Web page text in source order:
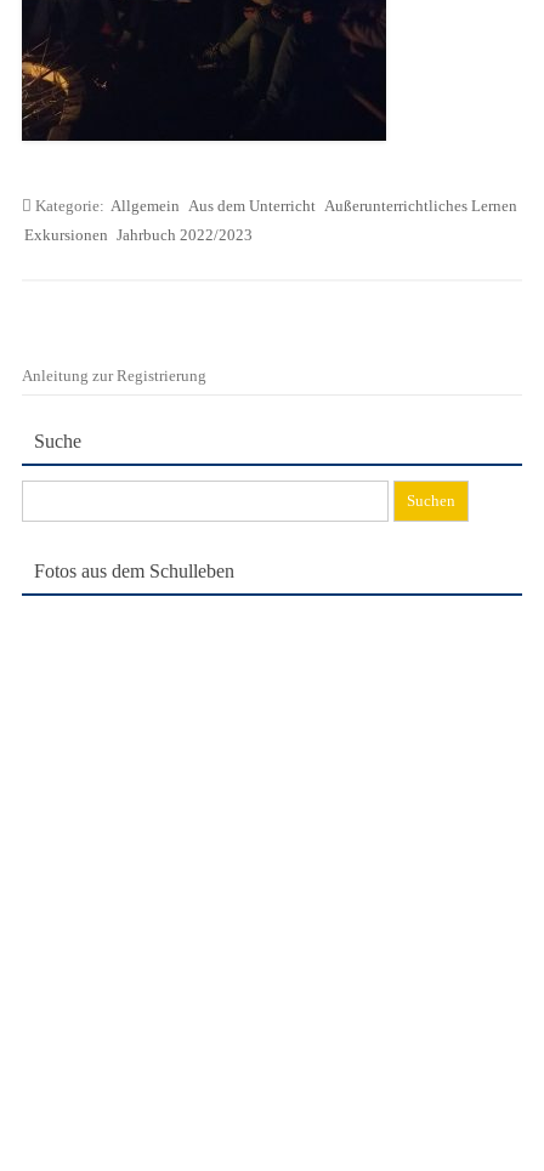
Kategorie: Allgemein Aus dem Unterricht Außerunterrichtliches Lernen
Exkursionen Jahrbuch 2022/2023
Anleitung zur Registrierung
Suche
nach:
Fotos aus dem Schulleben